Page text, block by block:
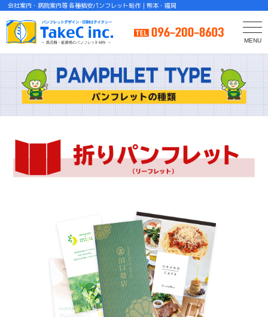
会社案内・病院案内等 各種格安パンフレット制作｜熊本・福岡
MENU